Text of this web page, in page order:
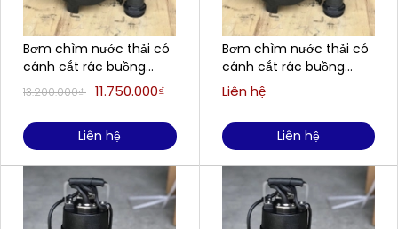
Bơm chìm nước thải có
cánh cắt rác buồng
gang, cánh gang FIRMLY
13.200.000₫ 11.750.000₫
Liên hệ
Bơm chìm nước thải có
cánh cắt rác buồng
gang, cánh gang FIRMLY
H550CT
Liên hệ
Liên hệ